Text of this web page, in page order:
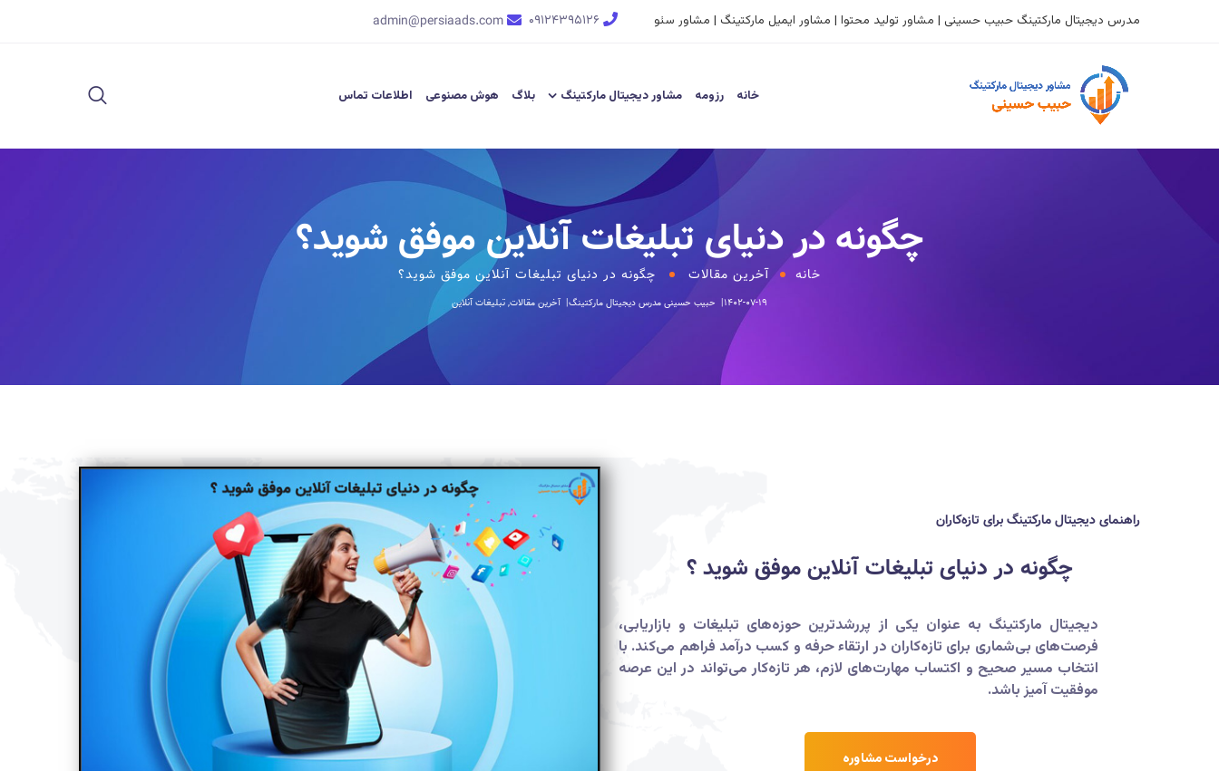
مدرس دیجیتال مارکتینگ حبیب حسینی | مشاور تولید محتوا | مشاور ایمیل مارکتینگ | مشاور سئو admin@persiaads.com
خانه رزومه مشاور دیجیتال مارکتینگ بلاگ هوش مصنوعی اطلاعات تماس
چگونه در دنیای تبلیغات آنلاین موفق شوید؟
خانه آخرین مقالات چگونه در دنیای تبلیغات آنلاین موفق شوید؟
۱۴۰۲-۰۷-۱۹ حبیب حسینی مدرس دیجیتال مارکتینگ آخرین مقالات, تبلیغات آنلاین
راهنمای دیجیتال مارکتینگ برای تازه‌کاران
چگونه در دنیای تبلیغات آنلاین موفق شوید ؟
دیجیتال مارکتینگ به عنوان یکی از پررشدترین حوزه‌های تبلیغات و بازاریابی،
فرصت‌های بی‌شماری برای تازه‌کاران در ارتقاء حرفه و کسب درآمد فراهم می‌کند. با
انتخاب مسیر صحیح و اکتساب مهارت‌های لازم، هر تازه‌کار می‌تواند در این عرصه
موفقیت آمیز باشد.
درخواست مشاوره